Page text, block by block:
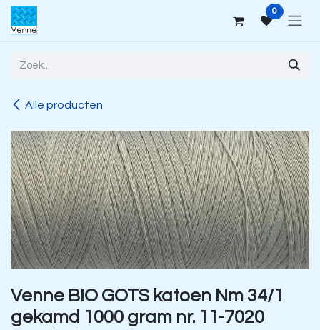
Overslaan naar inhoud 0
Alle producten
Venne BIO GOTS katoen Nm 34/1
gekamd 1000 gram nr. 11-7020